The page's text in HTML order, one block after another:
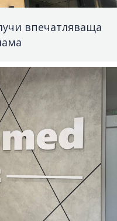
впечатляваща